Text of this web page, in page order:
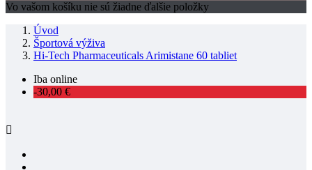
Vo vašom košíku nie sú žiadne ďalšie položky
Úvod
Športová výživa
Hi-Tech Pharmaceuticals Arimistane 60 tabliet
Iba online
-30,00 €
